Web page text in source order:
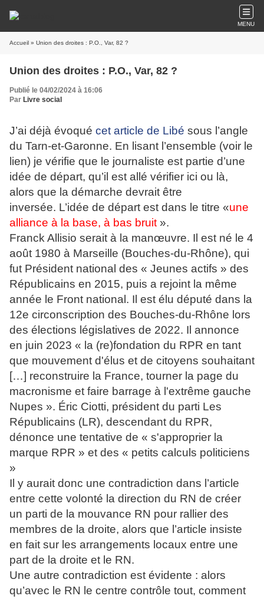
MENU
Accueil » Union des droites : P.O., Var, 82 ?
Union des droites : P.O., Var, 82 ?
Publié le 04/02/2024 à 16:06
Par Livre social
J’ai déjà évoqué cet article de Libé sous l’angle
du Tarn-et-Garonne. En lisant l’ensemble (voir le
lien) je vérifie que le journaliste est partie d’une
idée de départ, qu’il est allé vérifier ici ou là,
alors que la démarche devrait être
inversée. L’idée de départ est dans le titre «une
alliance à la base, à bas bruit ».
Franck Allisio serait à la manœuvre. Il est né le 4
août 1980 à Marseille (Bouches-du-Rhône), qui
fut Président national des « Jeunes actifs » des
Républicains en 2015, puis a rejoint la même
année le Front national. Il est élu député dans la
12e circonscription des Bouches-du-Rhône lors
des élections législatives de 2022. Il annonce
en juin 2023 « la (re)fondation du RPR en tant
que mouvement d'élus et de citoyens souhaitant
[…] reconstruire la France, tourner la page du
macronisme et faire barrage à l'extrême gauche
Nupes ». Éric Ciotti, président du parti Les
Républicains (LR), descendant du RPR,
dénonce une tentative de « s'approprier la
marque RPR » et des « petits calculs politiciens
»
Il y aurait donc une contradiction dans l’article
entre cette volonté la direction du RN de créer
un parti de la mouvance RN pour rallier des
membres de la droite, alors que l’article insiste
en fait sur les arrangements locaux entre une
part de la droite et le RN.
Une autre contradiction est évidente : alors
qu’avec le RN le centre contrôle tout, comment